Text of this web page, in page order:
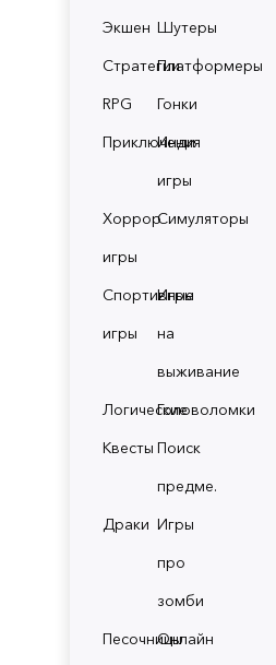
Экшен Шутеры
СтратегииПлатформеры
RPG
Гонки
Приключения
Инди
игры
Хоррор
игры
Симуляторы
Спортивные
игры
Игры
на
выживание
ЛогическиеГоловоломки
Квесты Поиск
предме.
Драки Игры
про
зомби
ПесочницыОнлайн